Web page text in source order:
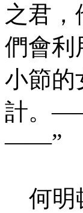
之君
們會利
小節的
計。
——”
何明